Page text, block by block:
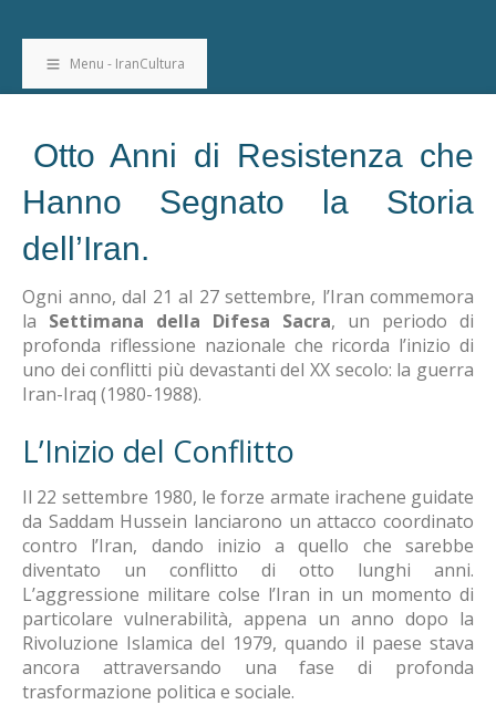
Menu - IranCultura
Otto Anni di Resistenza che
Hanno Segnato la Storia
dell’Iran.
Ogni anno, dal 21 al 27 settembre, l’Iran commemora
la Settimana della Difesa Sacra, un periodo di
profonda riflessione nazionale che ricorda l’inizio di
uno dei conflitti più devastanti del XX secolo: la guerra
Iran-Iraq (1980-1988).
L’Inizio del Conflitto
Il 22 settembre 1980, le forze armate irachene guidate
da Saddam Hussein lanciarono un attacco coordinato
contro l’Iran, dando inizio a quello che sarebbe
diventato un conflitto di otto lunghi anni.
L’aggressione militare colse l’Iran in un momento di
particolare vulnerabilità, appena un anno dopo la
Rivoluzione Islamica del 1979, quando il paese stava
ancora attraversando una fase di profonda
trasformazione politica e sociale.